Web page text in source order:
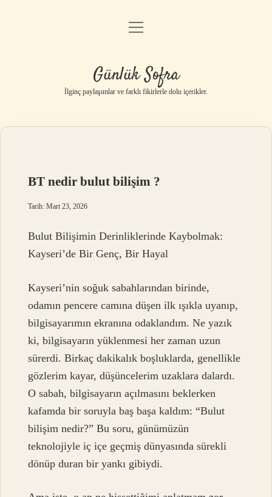
Anasayfa
Yasal Uyarı
menüyü
Günlük Sofra
İlginç paylaşımlar ve farklı fikirlerle dolu içerikler.
BT nedir bulut bilişim ?
Tarih: Mart 23, 2026
Bulut Bilişimin Derinliklerinde Kaybolmak:
Kayseri’de Bir Genç, Bir Hayal
Kayseri’nin soğuk sabahlarından birinde,
odamın pencere camına düşen ilk ışıkla uyanıp,
bilgisayarımın ekranına odaklandım. Ne yazık
ki, bilgisayarın yüklenmesi her zaman uzun
sürerdi. Birkaç dakikalık boşluklarda, genellikle
gözlerim kayar, düşüncelerim uzaklara dalardı.
O sabah, bilgisayarın açılmasını beklerken
kafamda bir soruyla baş başa kaldım: “Bulut
bilişim nedir?” Bu soru, günümüzün
teknolojiyle iç içe geçmiş dünyasında sürekli
dönüp duran bir yankı gibiydi.